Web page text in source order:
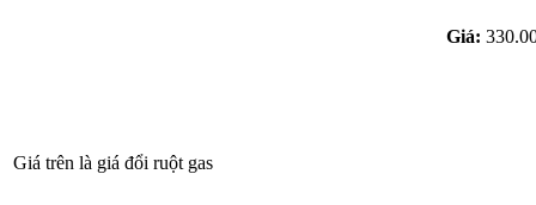
Giá:
Giá trên là giá đổi ruột gas